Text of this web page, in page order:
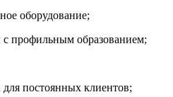
оборудование;
профильным образованием;
постоянных клиентов;